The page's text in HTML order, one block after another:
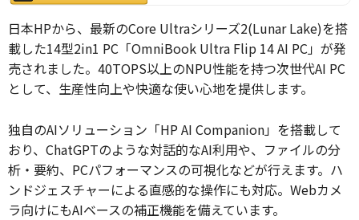
日本HPから、最新のCore Ultraシリーズ2(Lunar Lake)を搭
載した14型2in1 PC「OmniBook Ultra Flip 14 AI PC」が発
売されました。40TOPS以上のNPU性能を持つ次世代AI PC
として、生産性向上や快適な使い心地を提供します。
独自のAIソリューション「HP AI Companion」を搭載して
おり、ChatGPTのような対話的なAI利用や、ファイルの分
析・要約、PCパフォーマンスの可視化などが行えます。ハ
ンドジェスチャーによる直感的な操作にも対応。Webカメ
ラ向けにもAIベースの補正機能を備えています。